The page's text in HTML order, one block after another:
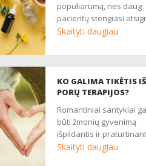
populiarumą, nes daug
pacientų stengiasi
į natūralesnius gydymo
apie homeopatiją,
verta žinoti kiekvienam,
alternatyviu gydymo
metodu ar ne – jau tik
pasirinkimas. ...
Skaityti daugiau
KO GALIMA TIKĖTIS IŠ
PORŲ TERAPIJOS?
romantiniai santykiai gali
būti žmonių gyvenimą
išpildantis ir
Skaityti daugiau